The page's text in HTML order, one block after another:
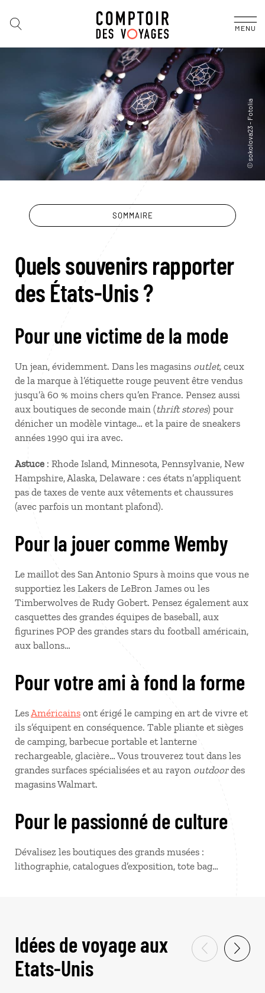
MENU
SOMMAIRE
Quels souvenirs rapporter
des États-Unis ?
Pour une victime de la mode
Un jean, évidemment. Dans les magasins outlet, ceux
de la marque à l’étiquette rouge peuvent être vendus
jusqu’à 60 % moins chers qu’en France. Pensez aussi
aux boutiques de seconde main (thrift stores) pour
dénicher un modèle vintage… et la paire de sneakers
années 1990 qui ira avec.
Astuce : Rhode Island, Minnesota, Pennsylvanie, New
Hampshire, Alaska, Delaware : ces états n’appliquent
pas de taxes de vente aux vêtements et chaussures
(avec parfois un montant plafond).
Pour la jouer comme Wemby
Le maillot des San Antonio Spurs à moins que vous ne
supportiez les Lakers de LeBron James ou les
Timberwolves de Rudy Gobert. Pensez également aux
casquettes des grandes équipes de baseball, aux
figurines POP des grandes stars du football américain,
aux ballons…
Pour votre ami à fond la forme
LesAméricains ont érigé le camping en art de vivre et
ils s’équipent en conséquence. Table pliante et sièges
de camping, barbecue portable et lanterne
rechargeable, glacière… Vous trouverez tout dans les
grandes surfaces spécialisées et au rayon outdoordes
magasins Walmart.
Pour le passionné de culture
Dévalisez les boutiques des grands musées :
lithographie, catalogues d’exposition, tote bag…
Idées de voyage aux
Etats-Unis